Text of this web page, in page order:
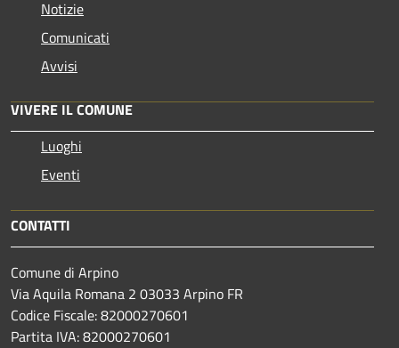
Notizie
Comunicati
Avvisi
VIVERE IL COMUNE
Luoghi
Eventi
CONTATTI
Comune di Arpino
Via Aquila Romana 2 03033 Arpino FR
Codice Fiscale: 82000270601
Partita IVA: 82000270601